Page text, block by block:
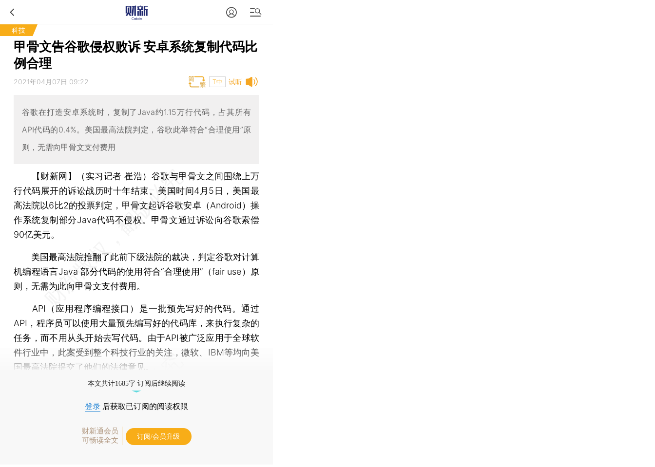
科技
甲骨文告谷歌侵权败诉 安卓系统复制代码比
例合理
试听
2021年04月07日 09:22 T中
谷歌在打造安卓系统时，复制了Java约1.15万行代码，占其所有
API代码的0.4%。美国最高法院判定，谷歌此举符合“合理使用”原
则，无需向甲骨文支付费用
【财新网】（实习记者 崔浩） 谷歌与甲骨文之间围绕上万
行代码展开的诉讼战历时十年结束。美国时间4月5日，美国最
高法院以6比2的投票判定，甲骨文起诉谷歌安卓（Android）操
作系统复制部分Java代码不侵权。甲骨文通过诉讼向谷歌索偿
90亿美元。
美国最高法院推翻了此前下级法院的裁决，判定谷歌对计算
机编程语言Java 部分代码的使用符合“合理使用”（fair use）原
则，无需为此向甲骨文支付费用。
API（应用程序编程接口）是一批预先写好的代码。通过
API，程序员可以使用大量预先编写好的代码库，来执行复杂的
任务，而不用从头开始去写代码。由于API被广泛应用于全球软
件行业中，此案受到整个科技行业的关注，微软、IBM等均向美
国最高法院提交了他们的法律意见。
本文共计1685字 订阅后继续阅读
登录 后获取已订阅的阅读权限
财新通会员
可畅读全文
订阅/会员升级